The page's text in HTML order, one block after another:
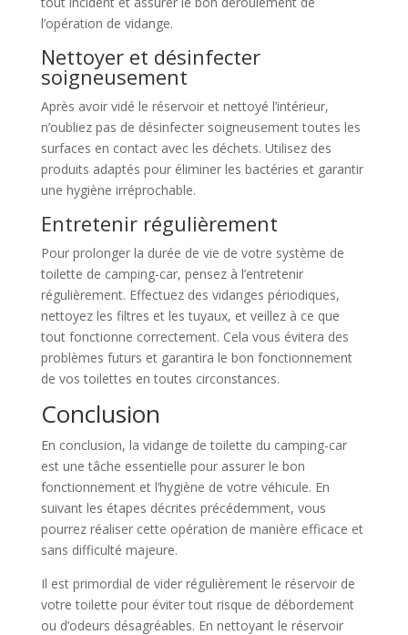
l’opération de vidange.
Nettoyer et désinfecter
soigneusement
Après avoir vidé le réservoir et nettoyé l’intérieur,
n’oubliez pas de désinfecter soigneusement toutes les
surfaces en contact avec les déchets. Utilisez des
produits adaptés pour éliminer les bactéries et garantir
une hygiène irréprochable.
Entretenir régulièrement
Pour prolonger la durée de vie de votre système de
toilette de camping-car, pensez à l’entretenir
régulièrement. Effectuez des vidanges périodiques,
nettoyez les filtres et les tuyaux, et veillez à ce que
tout fonctionne correctement. Cela vous évitera des
problèmes futurs et garantira le bon fonctionnement
de vos toilettes en toutes circonstances.
Conclusion
En conclusion, la vidange de toilette du camping-car
est une tâche essentielle pour assurer le bon
fonctionnement et l’hygiène de votre véhicule. En
suivant les étapes décrites précédemment, vous
pourrez réaliser cette opération de manière efficace et
sans difficulté majeure.
Il est primordial de vider régulièrement le réservoir de
votre toilette pour éviter tout risque de débordement
ou d’odeurs désagréables. En nettoyant le réservoir